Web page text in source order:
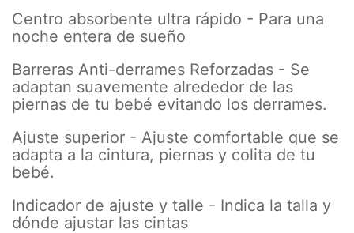
Centro absorbente ultra rápido - Para una
noche entera de sueño
Barreras Anti-derrames Reforzadas - Se
adaptan suavemente alrededor de las
piernas de tu bebé evitando los derrames.
Ajuste superior - Ajuste comfortable que se
adapta a la cintura, piernas y colita de tu
bebé.
Indicador de ajuste y talle - Indica la talla y
dónde ajustar las cintas